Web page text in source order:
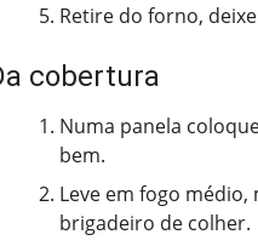
Retire do forno,
cobertura
Numa panela
bem.
Leve em fogo
brigadeiro de colher.